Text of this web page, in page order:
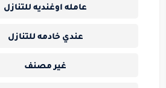
عامله اوغنديه للتنازل
عندي خادمه للتنازل
غير مصنف